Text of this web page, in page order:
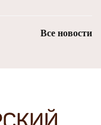
Все новости